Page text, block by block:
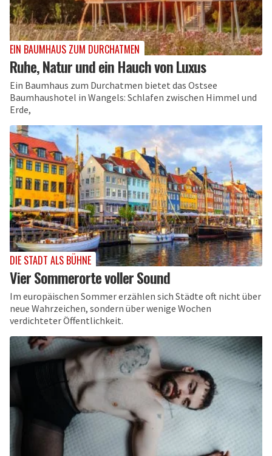
EIN BAUMHAUS ZUM DURCHATMEN
Ruhe, Natur und ein Hauch von Luxus
Ein Baumhaus zum Durchatmen bietet das Ostsee
Baumhaushotel in Wangels: Schlafen zwischen Himmel und
Erde,
DIE STADT ALS BÜHNE
Vier Sommerorte voller Sound
Im europäischen Sommer erzählen sich Städte oft nicht über
neue Wahrzeichen, sondern über wenige Wochen
verdichteter Öffentlichkeit.